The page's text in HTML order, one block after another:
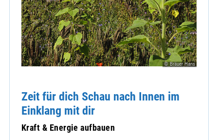
© Bräuer Hans
Zeit für dich Schau nach Innen im
Einklang mit dir
Kraft & Energie aufbauen